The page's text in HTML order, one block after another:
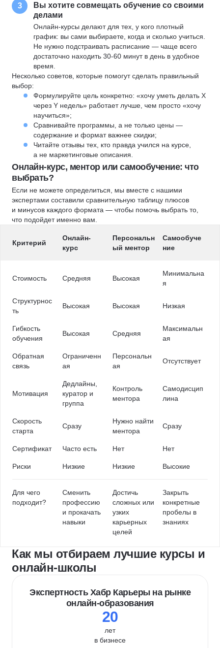
3
Вы хотите совмещать обучение со своими
делами
Онлайн-курсы делают для тех, у кого плотный
график: вы сами выбираете, когда и сколько учиться.
Не нужно подстраивать расписание — чаще всего
достаточно находить 30-60 минут в день в удобное
время.
Несколько советов, которые помогут сделать правильный
выбор:
Формулируйте цель конкретно: «хочу уметь делать X
через Y недель» работает лучше, чем просто «хочу
научиться»;
Сравнивайте программы, а не только цены —
содержание и формат важнее скидки;
Читайте отзывы тех, кто правда учился на курсе,
а не маркетинговые описания.
Онлайн-курс, ментор или самообучение: что
выбрать?
Если не можете определиться, мы вместе с нашими
экспертами составили сравнительную таблицу плюсов
и минусов каждого формата — чтобы помочь выбрать то,
что подойдет именно вам.
Критерий
Онлайн-
курс
Персональн
ый ментор
Самообуче
ние
Стоимость Средняя Высокая
Минимальна
я
Структурнос
ть
Высокая Высокая Низкая
Гибкость
обучения
Высокая Средняя
Максимальн
ая
Обратная
связь
Ограниченн
ая
Персональн
ая
Отсутствует
Мотивация
Дедлайны,
куратор и
группа
Контроль
ментора
Самодисцип
лина
Скорость
старта
Сразу
Нужно найти
ментора
Сразу
Сертификат Часто есть Нет Нет
Риски Низкие Низкие Высокие
Для чего
подходит?
Сменить
профессию
и прокачать
навыки
Достичь
сложных или
узких
карьерных
целей
Закрыть
конкретные
пробелы в
знаниях
Как мы отбираем лучшие курсы и
онлайн-школы
Экспертность Хабр Карьеры на рынке
онлайн-образования
20
лет
в бизнесе